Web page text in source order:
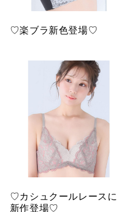
♡楽ブラ新色登場♡
♡カシュクールレースに
新作登場♡